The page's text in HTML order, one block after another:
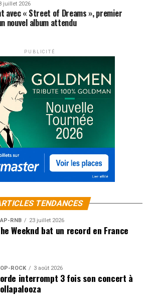
juillet 2026
avec « Street of Dreams », premier
nouvel album attendu
PUBLICITÉ
TENDANCES
RNB 23 juillet 2026
Weeknd bat un record en France
ROCK 3 août 2026
interrompt 3 fois son concert à